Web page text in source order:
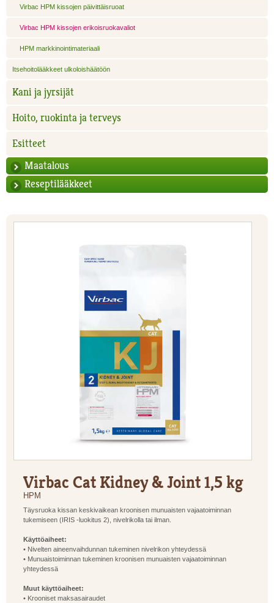
Virbac HPM kissojen päivittäisruoat
Virbac HPM kissojen erikoisruokavaliot
HPM markkinointimateriaali
Itsehoitolääkkeet ulkoloishäätöön
Kani ja jyrsijät
Hoito, ruokinta ja terveys
Esitteet
Maatalous
Reseptilääkkeet
Virbac Cat Kidney & Joint 1,5 kg
HPM
Täysruoka kissan keskivaikean kroonisen munuaisten vajaatoiminnan
tukemiseen (IRIS -luokitus 2), nivelrikolla tai ilman.
Käyttöaiheet:
• Nivelten aineenvaihdunnan tukeminen nivelrikon yhteydessä
• Munuaistoiminnan tukeminen kroonisen munuaisten vajaatoiminnan
yhteydessä
Muut käyttöaiheet:
• Krooniset maksasairaudet